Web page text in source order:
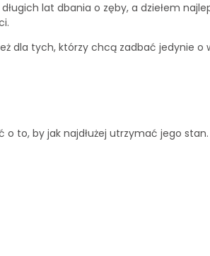
lat dbania o zęby, a dziełem
dla tych, którzy chcą zadbać jedynie o
to, by jak najdłużej utrzymać jego